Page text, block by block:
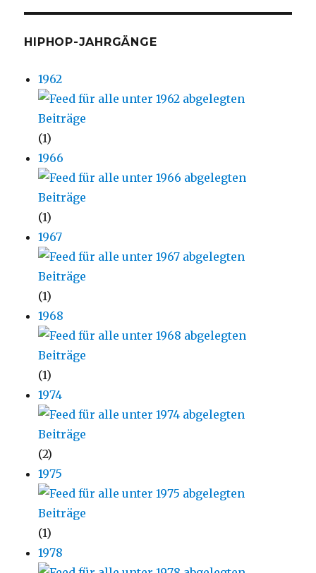
HIPHOP-JAHRGÄNGE
1962
(1)
1966
(1)
1967
(1)
1968
(1)
1974
(2)
1975
(1)
1978